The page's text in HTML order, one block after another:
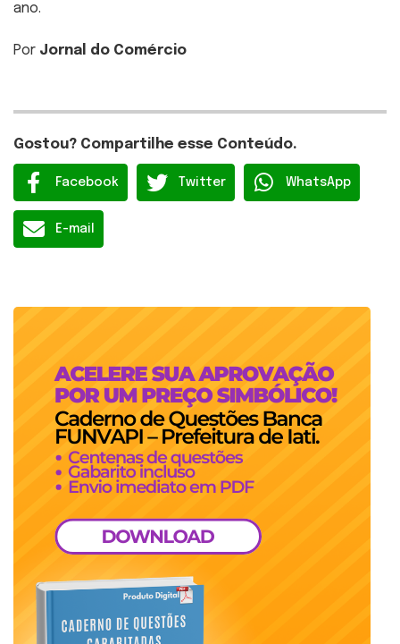
ano.
Por Jornal do Comércio
Gostou? Compartilhe esse Conteúdo.
Facebook Twitter WhatsApp
E-mail